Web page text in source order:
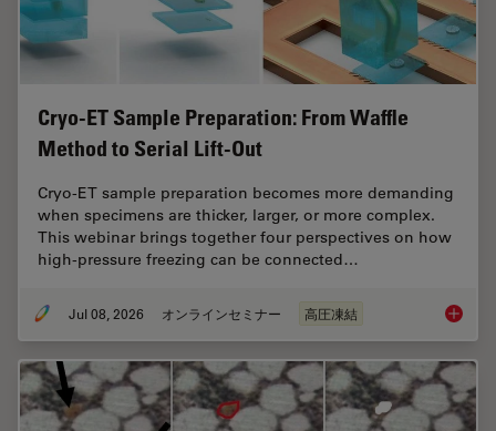
Cryo-ET Sample Preparation: From Waffle
Method to Serial Lift-Out
Cryo-ET sample preparation becomes more demanding
when specimens are thicker, larger, or more complex.
This webinar brings together four perspectives on how
high-pressure freezing can be connected…
Jul 08, 2026 オンラインセミナー 高圧凍結 Cryo-